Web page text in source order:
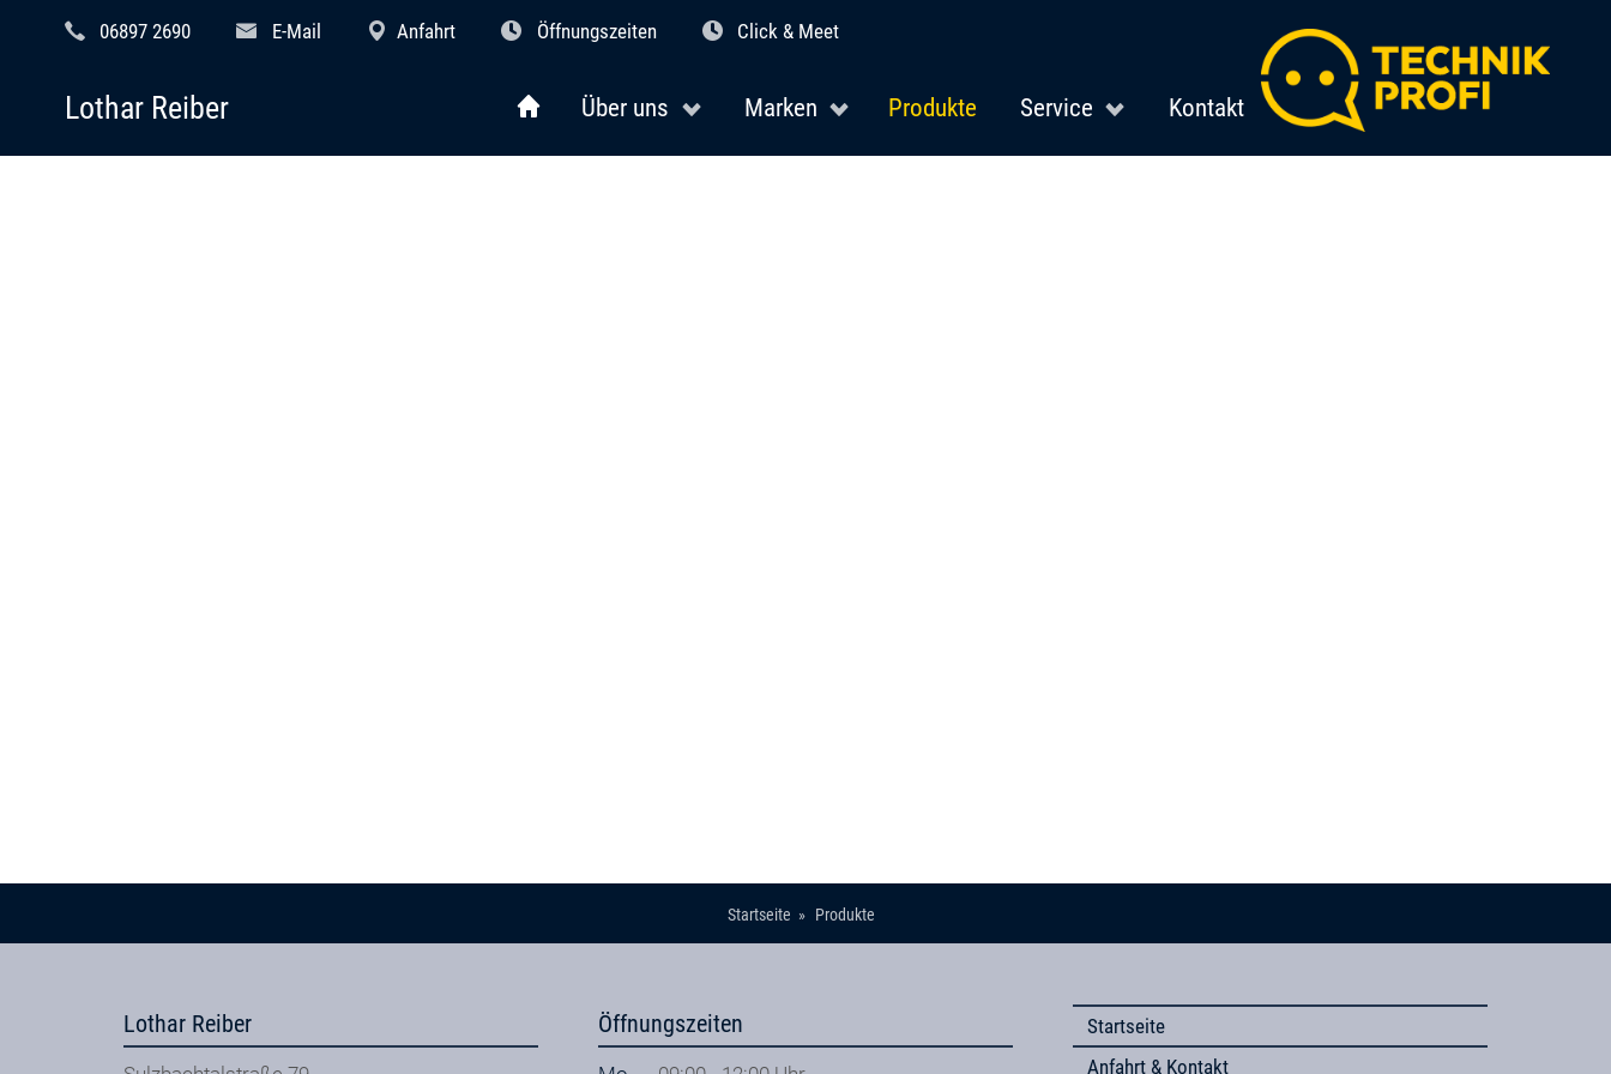
06897 2690 E-Mail Anfahrt Öffnungszeiten Click & Meet
Über uns Marken Produkte Service Kontakt
Lothar Reiber
Startseite Produkte
Lothar Reiber Öffnungszeiten
Startseite
Anfahrt & Kontakt